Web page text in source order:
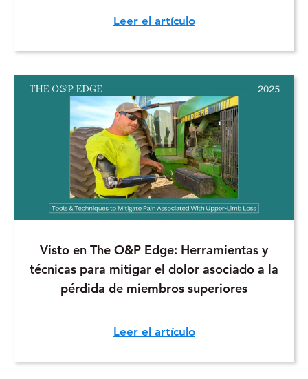
Leer el artículo
Visto en The O&P Edge: Herramientas y
técnicas para mitigar el dolor asociado a la
pérdida de miembros superiores
Leer el artículo